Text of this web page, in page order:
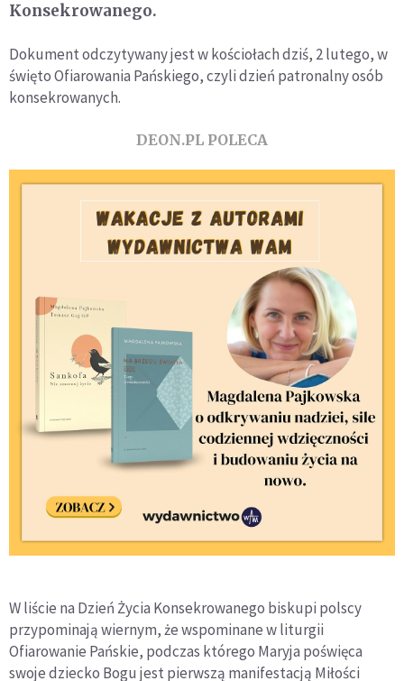
Konsekrowanego.
Dokument odczytywany jest w kościołach dziś, 2 lutego, w
święto Ofiarowania Pańskiego, czyli dzień patronalny osób
konsekrowanych.
DEON.PL POLECA
W liście na Dzień Życia Konsekrowanego biskupi polscy
przypominają wiernym, że wspominane w liturgii
Ofiarowanie Pańskie, podczas którego Maryja poświęca
swoje dziecko Bogu jest pierwszą manifestacją Miłości